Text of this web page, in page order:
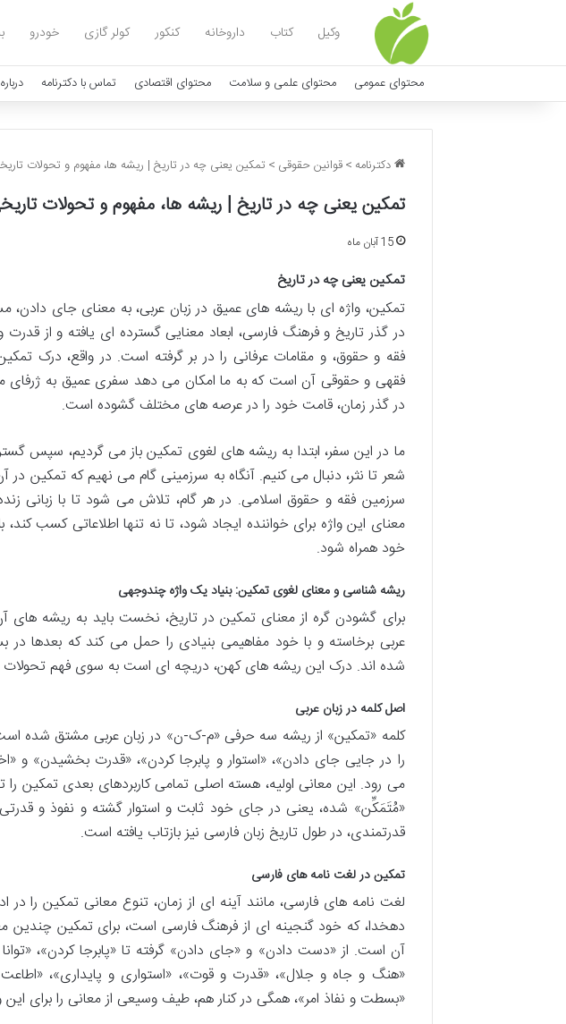
وکیل کتاب داروخانه کنکور کولر گازی خودرو
محتوای عمومی محتوای علمی و سلامت محتوای اقتصادی تماس با دکترنامه
دکترنامه > قوانین حقوقی > تمکین یعنی چه در تاریخ | ریشه ها، مفهوم و تحولات
تمکین یعنی چه در تاریخ | ریشه ها، مفهوم و تحولات
15 آبان ماه
تمکین یعنی چه در تاریخ
تمکین، واژه ای با ریشه های عمیق در زبان عربی، به معنای جای
در گذر تاریخ و فرهنگ فارسی، ابعاد معنایی گسترده ای یافته و از
فقه و حقوق، و مقامات عرفانی را در بر گرفته است. در واقع، درک
فقهی و حقوقی آن است که به ما امکان می دهد سفری عمیق به ژرفای
در گذر زمان، قامت خود را در عرصه های مختلف گشوده است.
ما در این سفر، ابتدا به ریشه های لغوی تمکین باز می گردیم، سپس
شعر تا نثر، دنبال می کنیم. آنگاه به سرزمینی گام می نهیم که تمکین
سرزمین فقه و حقوق اسلامی. در هر گام، تلاش می شود تا با زبانی
معنای این واژه برای خواننده ایجاد شود، تا نه تنها اطلاعاتی کسب
خود همراه شود.
ریشه شناسی و معنای لغوی تمکین: بنیاد یک واژه چندوجهی
برای گشودن گره از معنای تمکین در تاریخ، نخست باید به ریشه های آن
عربی برخاسته و با خود مفاهیمی بنیادی را حمل می کند که بعدها در
شده اند. درک این ریشه های کهن، دریچه ای است به سوی فهم تحولات
اصل کلمه در زبان عربی
کلمه «تمکین» از ریشه سه حرفی «م-ک-ن» در زبان عربی مشتق شده
را در جایی جای دادن»، «استوار و پابرجا کردن»، «قدرت بخشیدن» و
می رود. این معانی اولیه، هسته اصلی تمامی کاربردهای بعدی
«مُتَمَکِّن» شده، یعنی در جای خود ثابت و استوار گشته و نفوذ و
قدرتمندی، در طول تاریخ زبان فارسی نیز بازتاب یافته است.
تمکین در لغت نامه های فارسی
لغت نامه های فارسی، مانند آینه ای از زمان، تنوع معانی تمکین را
دهخدا، که خود گنجینه ای از فرهنگ فارسی است، برای تمکین چندین
آن است. از «دست دادن» و «جای دادن» گرفته تا «پابرجا کردن»،
«هنگ و جاه و جلال»، «قدرت و قوت»، «استواری و پایداری»، «اطاعت و
«بسطت و نفاذ امر»، همگی در کنار هم، طیف وسیعی از معانی را برای این